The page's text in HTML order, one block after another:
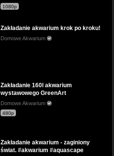
1080p
Zakładanie akwarium krok po kroku!
Domowe Akwarium
Zakładanie 160l akwarium
wystawowego GreenArt
Domowe Akwarium
480p
Zakładanie akwarium - zaginiony
świat. #akwarium #aquascape